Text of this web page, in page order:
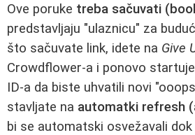
Ove poruke treba sačuvati
predstavljaju "ulaznicu" za
što sačuvate link, idete na Give
Crowdflower-a i ponovo
ID-a da biste uhvatili novi
stavljate na automatki refresh
bi se automatski osvežavali